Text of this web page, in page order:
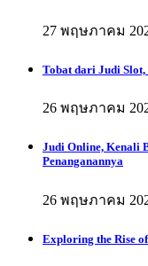
27 พฤษภาคม
Tobat dari Judi Slot,
26 พฤษภาคม
Judi Online, Kenali
Penanganannya
26 พฤษภาคม
Exploring the Rise